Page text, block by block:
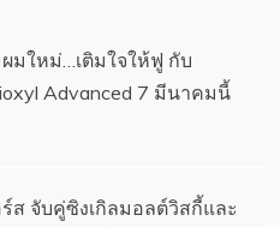
มใหม่…เติมใจให้ฟู กับ
Advanced 7 มีนาคมนี้
ส จับคู่ซิงเกิลมอลต์วิสกี้และ